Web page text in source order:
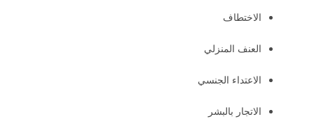
الاختطاف
العنف المنزلي
الاعتداء الجنسي
الاتجار بالبشر